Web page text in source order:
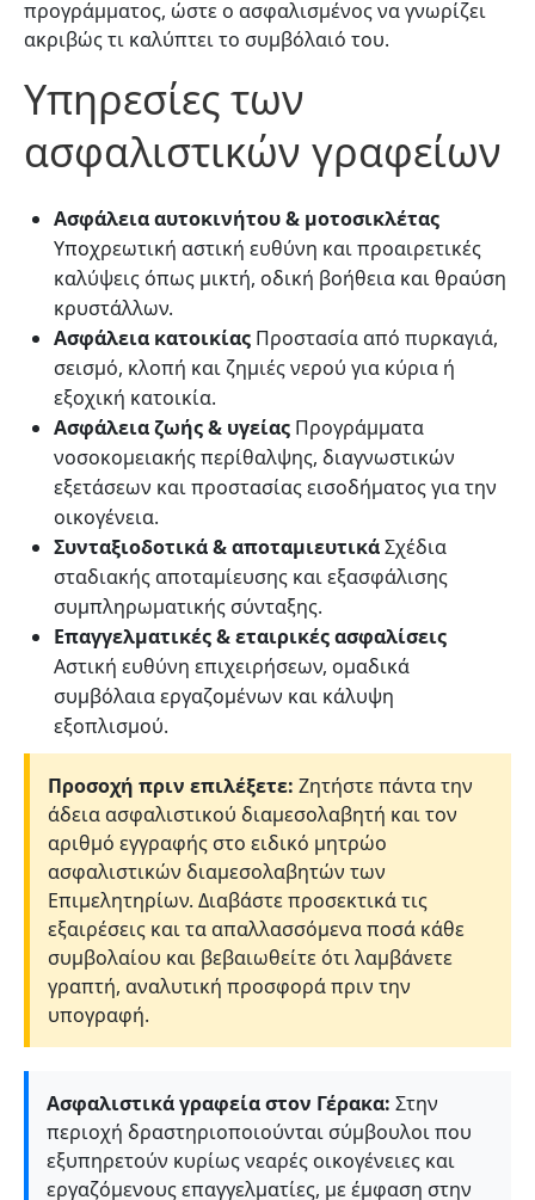
προγράμματος, ώστε ο ασφαλισμένος να γνωρίζει
ακριβώς τι καλύπτει το συμβόλαιό του.
Υπηρεσίες των
ασφαλιστικών γραφείων
Ασφάλεια αυτοκινήτου & μοτοσικλέτας
Υποχρεωτική αστική ευθύνη και προαιρετικές
καλύψεις όπως μικτή, οδική βοήθεια και θραύση
κρυστάλλων.
Ασφάλεια κατοικίας Προστασία από πυρκαγιά,
σεισμό, κλοπή και ζημιές νερού για κύρια ή
εξοχική κατοικία.
Ασφάλεια ζωής & υγείας Προγράμματα
νοσοκομειακής περίθαλψης, διαγνωστικών
εξετάσεων και προστασίας εισοδήματος για την
οικογένεια.
Συνταξιοδοτικά & αποταμιευτικάΣχέδια
σταδιακής αποταμίευσης και εξασφάλισης
συμπληρωματικής σύνταξης.
Επαγγελματικές & εταιρικές ασφαλίσεις
Αστική ευθύνη επιχειρήσεων, ομαδικά
συμβόλαια εργαζομένων και κάλυψη
εξοπλισμού.
Προσοχή πριν επιλέξετε: Ζητήστε πάντα την
άδεια ασφαλιστικού διαμεσολαβητή και τον
αριθμό εγγραφής στο ειδικό μητρώο
ασφαλιστικών διαμεσολαβητών των
Επιμελητηρίων. Διαβάστε προσεκτικά τις
εξαιρέσεις και τα απαλλασσόμενα ποσά κάθε
συμβολαίου και βεβαιωθείτε ότι λαμβάνετε
γραπτή, αναλυτική προσφορά πριν την
υπογραφή.
Ασφαλιστικά γραφεία στον Γέρακα: Στην
περιοχή δραστηριοποιούνται σύμβουλοι που
εξυπηρετούν κυρίως νεαρές οικογένειες και
εργαζόμενους επαγγελματίες, με έμφαση στην